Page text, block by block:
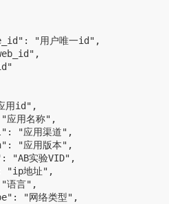
"用户唯一id",
用id",
用名称",
"应用渠道",
"应用版本",
"AB实验VID",
"ip地址",
语言",
"网络类型",